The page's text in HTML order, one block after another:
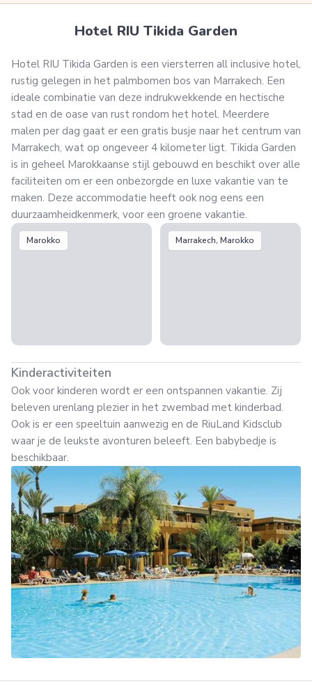
Hotel RIU Tikida Garden
Hotel RIU Tikida Garden is een viersterren all inclusive hotel,
rustig gelegen in het palmbomen bos van Marrakech. Een
ideale combinatie van deze indrukwekkende en hectische
stad en de oase van rust rondom het hotel. Meerdere
malen per dag gaat er een gratis busje naar het centrum van
Marrakech, wat op ongeveer 4 kilometer ligt. Tikida Garden
is in geheel Marokkaanse stijl gebouwd en beschikt over alle
faciliteiten om er een onbezorgde en luxe vakantie van te
maken. Deze accommodatie heeft ook nog eens een
duurzaamheidkenmerk, voor een groene vakantie.
Marokko Marrakech, Marokko
Kinderactiviteiten
Ook voor kinderen wordt er een ontspannen vakantie. Zij
beleven urenlang plezier in het zwembad met kinderbad.
Ook is er een speeltuin aanwezig en de RiuLand Kidsclub
waar je de leukste avonturen beleeft. Een babybedje is
beschikbaar.